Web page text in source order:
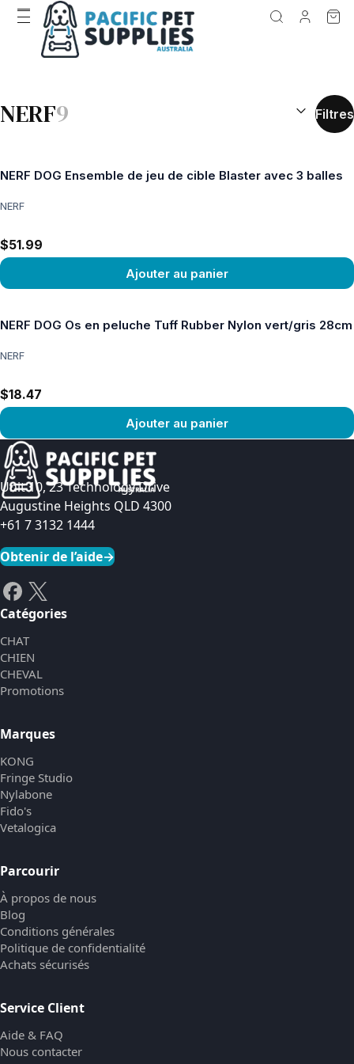
NERF9 RÉSULTATS
Filtres
NERF DOG Ensemble de jeu de cible Blaster avec 3 balles
NERF
$51.99
Ajouter au panier
NERF DOG Os en peluche Tuff Rubber Nylon vert/gris 28cm
NERF
$18.47
Ajouter au panier
Voir le produit
Unit 10, 23 Technology Drive
Augustine Heights QLD 4300
+61 7 3132 1444
Obtenir de l’aide→
Catégories
CHAT
CHIEN
CHEVAL
Promotions
Marques
KONG
Fringe Studio
Nylabone
Fido's
Vetalogica
Parcourir
À propos de nous
Blog
Conditions générales
Politique de confidentialité
Achats sécurisés
Service Client
Aide & FAQ
Nous contacter